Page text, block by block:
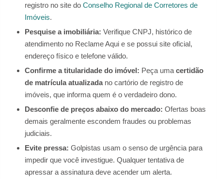
registro no site do Conselho Regional de Corretores de
Imóveis.
Pesquise a imobiliária: Verifique CNPJ, histórico de
atendimento no Reclame Aqui e se possui site oficial,
endereço físico e telefone válido.
Confirme a titularidade do imóvel: Peça uma certidão
de matrícula atualizadano cartório de registro de
imóveis, que informa quem é o verdadeiro dono.
Desconfie de preços abaixo do mercado: Ofertas boas
demais geralmente escondem fraudes ou problemas
judiciais.
Evite pressa: Golpistas usam o senso de urgência para
impedir que você investigue. Qualquer tentativa de
apressar a assinatura deve acender um alerta.